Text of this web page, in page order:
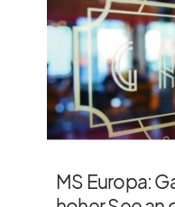
MS Europa: